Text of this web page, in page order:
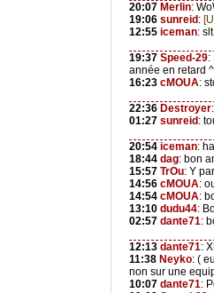
20:07 Merlin:
19:06 sunreid :
12:55 iceman:
19:37 Speed-29:
année en retard
16:23 cMOUA:
22:36 Destroyer
01:27 sunreid :
20:54 iceman:
18:44 dag: bon
15:57 TrOu: Y
14:56 cMOUA:
14:54 cMOUA:
13:10 dudu44:
02:57 dante71:
12:13 dante71:
11:38 Neyko: (
non sur une
10:07 dante71: